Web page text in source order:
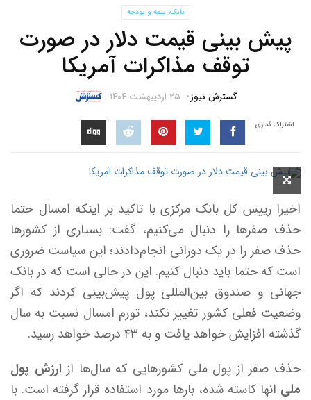
بانک، بیمه و بودجه
پیش بینی قیمت دلار در صورت
توقف مذاکرات آمریکا
گسترش نیوز ۲۵ اردیبهشت ۱۴۰۴
اشتراک گذاری
اخیرا رییس کل بانک مرکزی با تاکید بر اینکه‌ امسال حتما
حذف صفرها را دنبال می‌کنیم، گفت: بسیاری از کشورها
حذف صفر را در یک دورانی انجام‌دادند؛ این سیاست ضروری
است که حتما باید دنبال کنیم. این در حالی است که در بانک
جهانی و صندوق بین‌المللی پول پیش‌بینی کردند که اگر
وضعیت فعلی کشور تغییر نکند، تورم امسال نسبت به سال
گذشته افزایش خواهد یافت و به ۴۳ درصد خواهد رسید.
حذف صفر از پول ملی کشورهایی که سال‌ها از ارزش پول
ملی انها کاسته شده، بارها مورد استفاده قرار گرفته است. با